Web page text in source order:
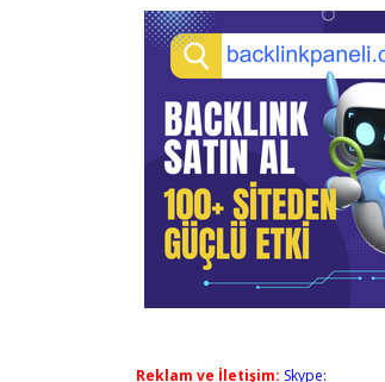
Reklam ve İletişim: Skype: